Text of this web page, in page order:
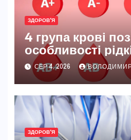
ЗДОРОВ'Я
4 група крові
особливості
СЕР 4, 2026
ЗДОРОВ'Я